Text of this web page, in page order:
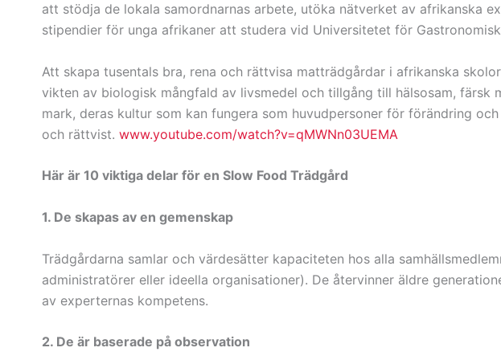
att stödja de lokala samordnarnas arbete, utöka nätverket av afrikanska
stipendier för unga afrikaner att studera vid Universitetet för
Att skapa tusentals bra, rena och rättvisa matträdgårdar i afrikanska
vikten av biologisk mångfald av livsmedel och tillgång till hälsosam,
mark, deras kultur som kan fungera som huvudpersoner för förändring
och rättvist. www.youtube.com/watch?v=qMWNn03UEMA
Här är 10 viktiga delar för en Slow Food Trädgård
1. De skapas av en gemenskap
Trädgårdarna samlar och värdesätter kapaciteten hos alla
administratörer eller ideella organisationer). De återvinner äldre
av experternas kompetens.
2. De är baserade på observation